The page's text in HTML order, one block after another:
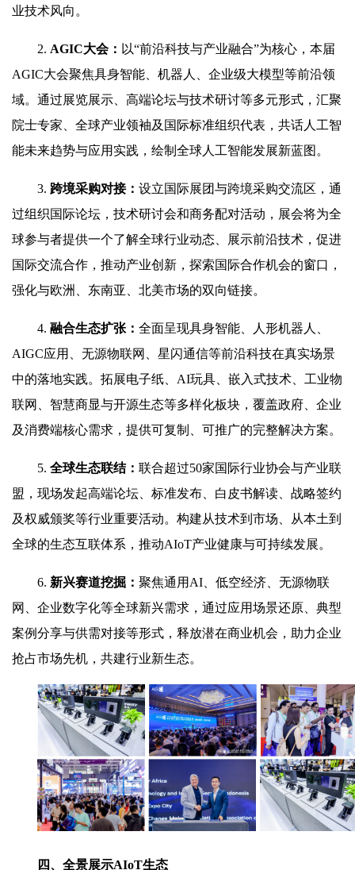
业技术风向。
2. AGIC大会： 以“前沿科技与产业融合”为核心，本届
AGIC大会聚焦具身智能、机器人、企业级大模型等前沿领
域。通过展览展示、高端论坛与技术研讨等多元形式，汇聚
院士专家、全球产业领袖及国际标准组织代表，共话人工智
能未来趋势与应用实践，绘制全球人工智能发展新蓝图。
3. 跨境采购对接： 设立国际展团与跨境采购交流区，通
过组织国际论坛，技术研讨会和商务配对活动，展会将为全
球参与者提供一个了解全球行业动态、展示前沿技术，促进
国际交流合作，推动产业创新，探索国际合作机会的窗口，
强化与欧洲、东南亚、北美市场的双向链接。
4. 融合生态扩张： 全面呈现具身智能、人形机器人、
AIGC应用、无源物联网、星闪通信等前沿科技在真实场景
中的落地实践。拓展电子纸、AI玩具、嵌入式技术、工业物
联网、智慧商显与开源生态等多样化板块，覆盖政府、企业
及消费端核心需求，提供可复制、可推广的完整解决方案。
5. 全球生态联结： 联合超过50家国际行业协会与产业联
盟，现场发起高端论坛、标准发布、白皮书解读、战略签约
及权威颁奖等行业重要活动。构建从技术到市场、从本土到
全球的生态互联体系，推动AIoT产业健康与可持续发展。
6. 新兴赛道挖掘： 聚焦通用AI、低空经济、无源物联
网、企业数字化等全球新兴需求，通过应用场景还原、典型
案例分享与供需对接等形式，释放潜在商业机会，助力企业
抢占市场先机，共建行业新生态。
四、 全景展示AIoT生态